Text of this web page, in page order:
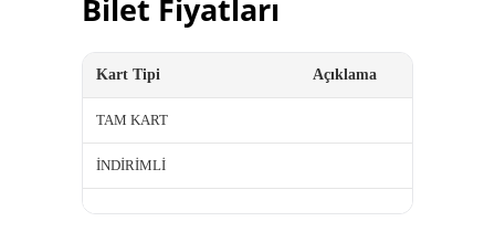
Bilet Fiyatları
Kart Tipi Açıklama
TAM KART
İNDİRİMLİ